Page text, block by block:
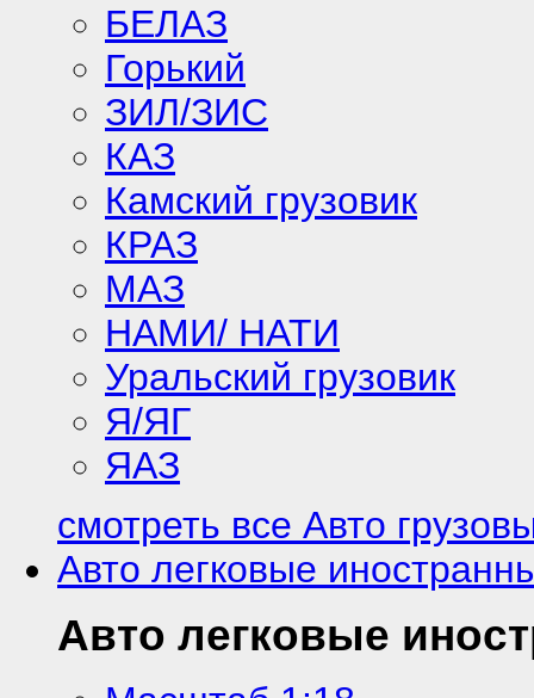
БЕЛАЗ
Горький
ЗИЛ/ЗИС
КАЗ
Камский грузовик
КРАЗ
МАЗ
НАМИ/ НАТИ
Уральский грузовик
Я/ЯГ
ЯАЗ
смотреть все Авто
Авто легковые
Авто легковые